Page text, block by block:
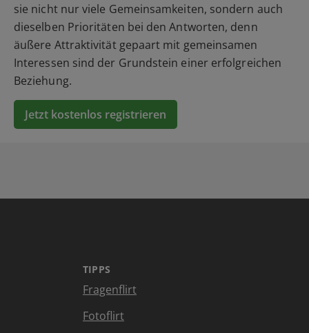
sie nicht nur viele Gemeinsamkeiten, sondern auch
dieselben Prioritäten bei den Antworten, denn
äußere Attraktivität gepaart mit gemeinsamen
Interessen sind der Grundstein einer erfolgreichen
Beziehung.
Jetzt kostenlos registrieren
TIPPS
Fragenflirt
Fotoflirt